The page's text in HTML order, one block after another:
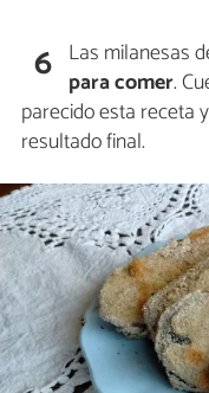
6 Las milanesas
para comer.
parecido esta receta
resultado final.